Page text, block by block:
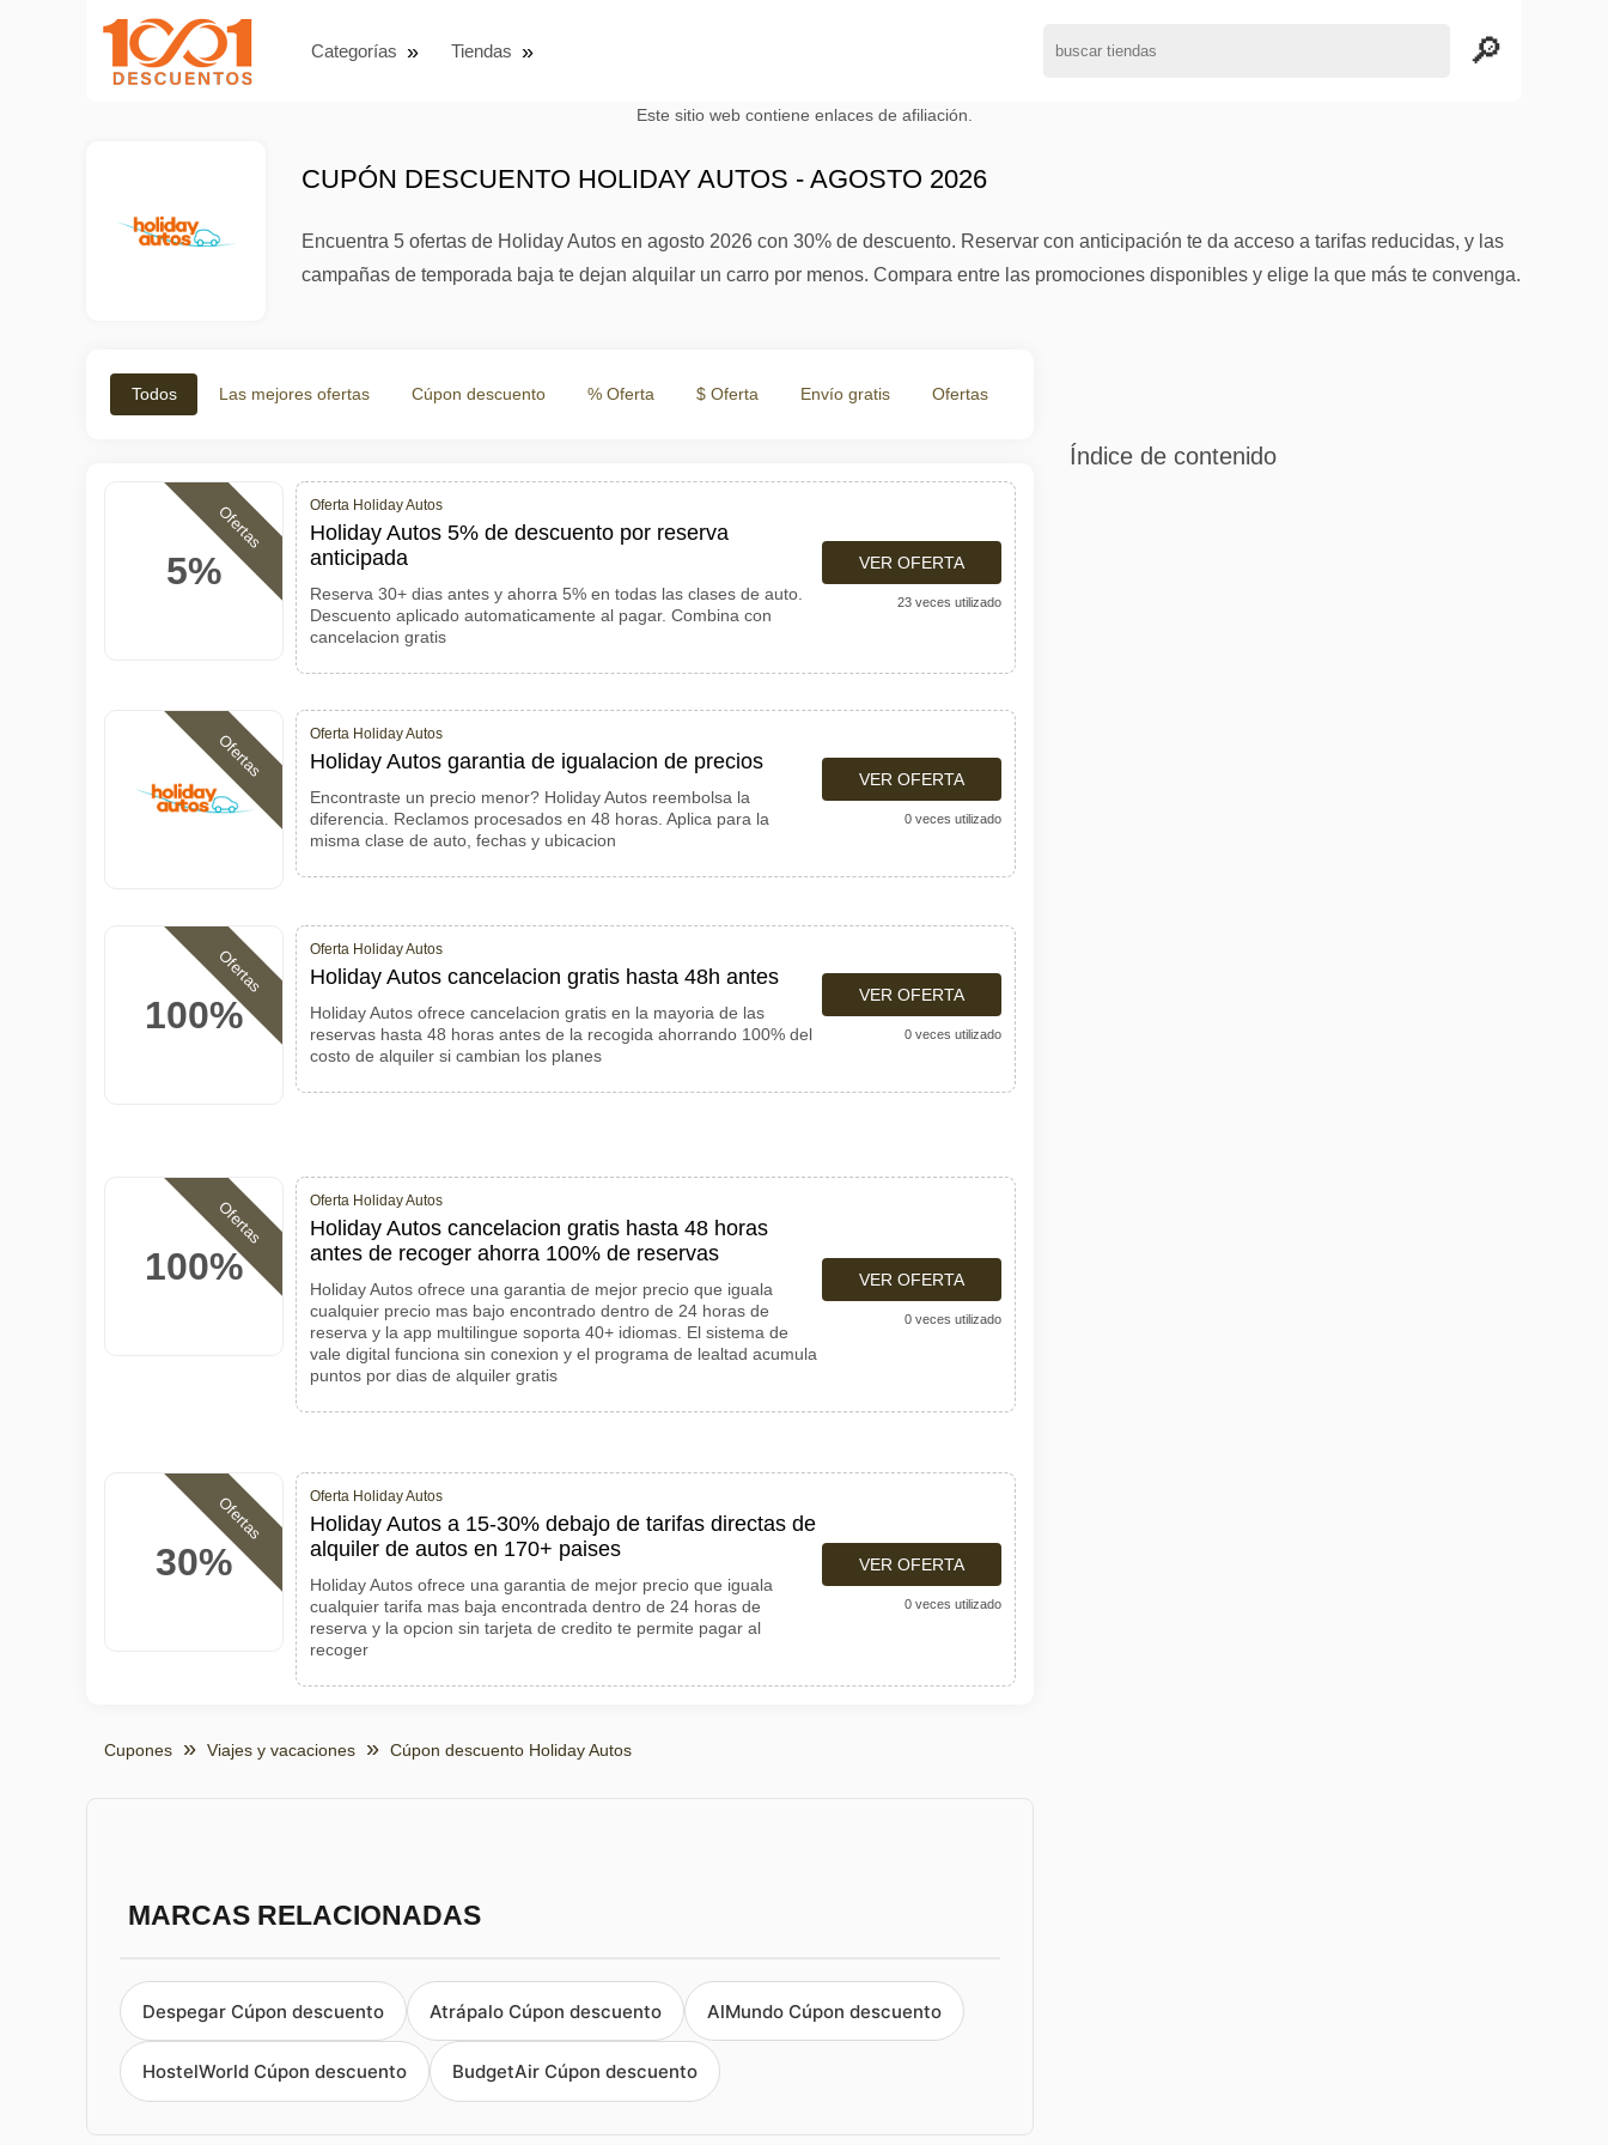
Categorías Tiendas
Este sitio web contiene enlaces de afiliación.
CUPÓN DESCUENTO HOLIDAY AUTOS - AGOSTO 2026
Encuentra 5 ofertas de Holiday Autos en agosto 2026 con 30% de descuento. Reservar con anticipación te da acceso a tarifas reducidas, y las
campañas de temporada baja te dejan alquilar un carro por menos. Compara entre las promociones disponibles y elige la que más te convenga.
Todos Las mejores ofertas Cúpon descuento % Oferta $ Oferta Envío gratis Ofertas
5%
Ofertas Oferta Holiday Autos
Holiday Autos 5% de descuento por reserva
anticipada
Reserva 30+ dias antes y ahorra 5% en todas las clases de auto.
Descuento aplicado automaticamente al pagar. Combina con
cancelacion gratis
VER OFERTA
23 veces utilizado
Ofertas Oferta Holiday Autos
Holiday Autos garantia de igualacion de precios
Encontraste un precio menor? Holiday Autos reembolsa la
diferencia. Reclamos procesados en 48 horas. Aplica para la
misma clase de auto, fechas y ubicacion
VER OFERTA
0 veces utilizado
100%
Ofertas Oferta Holiday Autos
Holiday Autos cancelacion gratis hasta 48h antes
Holiday Autos ofrece cancelacion gratis en la mayoria de las
reservas hasta 48 horas antes de la recogida ahorrando 100% del
costo de alquiler si cambian los planes
VER OFERTA
0 veces utilizado
100%
Ofertas Oferta Holiday Autos
Holiday Autos cancelacion gratis hasta 48 horas
antes de recoger ahorra 100% de reservas
Holiday Autos ofrece una garantia de mejor precio que iguala
cualquier precio mas bajo encontrado dentro de 24 horas de
reserva y la app multilingue soporta 40+ idiomas. El sistema de
vale digital funciona sin conexion y el programa de lealtad acumula
puntos por dias de alquiler gratis
VER OFERTA
0 veces utilizado
30%
Ofertas Oferta Holiday Autos
Holiday Autos a 15-30% debajo de tarifas directas de
alquiler de autos en 170+ paises
Holiday Autos ofrece una garantia de mejor precio que iguala
cualquier tarifa mas baja encontrada dentro de 24 horas de
reserva y la opcion sin tarjeta de credito te permite pagar al
recoger
VER OFERTA
0 veces utilizado
Cupones Viajes y vacaciones Cúpon descuento Holiday Autos
MARCAS RELACIONADAS
Despegar Cúpon descuento Atrápalo Cúpon descuento AlMundo Cúpon descuento
HostelWorld Cúpon descuento BudgetAir Cúpon descuento
Índice de contenido